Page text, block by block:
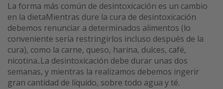
La forma más común de desintoxicación es un cambio
en la dietaMientras dure la cura de desintoxicación
debemos renunciar a determinados alimentos (lo
conveniente sería restringirlos incluso después de la
cura), como la carne, queso, harina, dulces, café,
nicotina..La desintoxicación debe durar unas dos
semanas, y mientras la realizamos debemos ingerir
gran cantidad de líquido, sobre todo agua y té.